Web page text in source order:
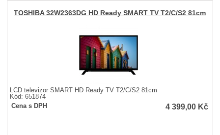
TOSHIBA 32W2363DG HD Ready SMART TV T2/C/S2 81cm
LCD televizor SMART HD Ready TV T2/C/S2 81cm
Kód: 651874
Cena s DPH
4 399,00 Kč